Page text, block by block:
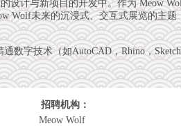
设计与新项目的开发中。作为 Meow
Wolf未来的沉浸式、交互式展览的主
数字技术（如AutoCAD，Rhino，
招聘机构：
Meow Wolf